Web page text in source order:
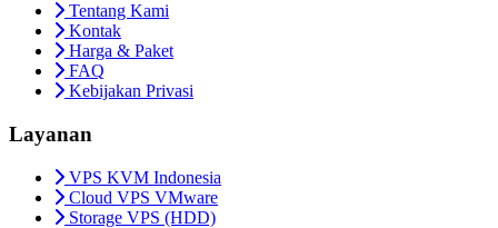
Tentang Kami
Kontak
Harga & Paket
FAQ
Kebijakan Privasi
Layanan
VPS KVM Indonesia
Cloud VPS VMware
Storage VPS (HDD)